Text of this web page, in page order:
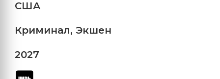
США
Криминал, Экшен
2027